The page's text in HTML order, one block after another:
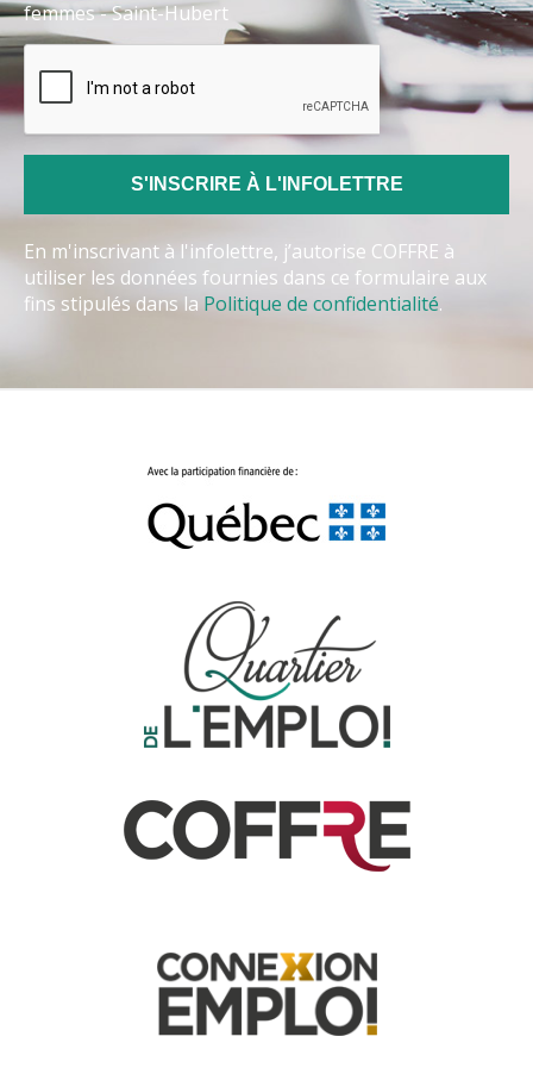
femmes - Saint-Hubert
En m'inscrivant à l'infolettre, j’autorise COFFRE à
utiliser les données fournies dans ce formulaire aux
fins stipulés dans la Politique de confidentialité.